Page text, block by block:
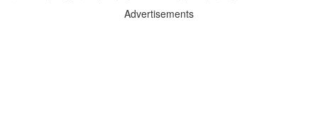
Advertisements